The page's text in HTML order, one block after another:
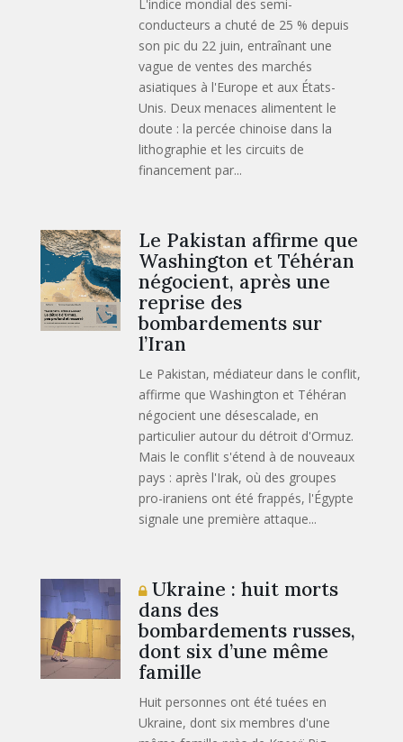
L'indice mondial des semi-
conducteurs a chuté de 25 % depuis
son pic du 22 juin, entraînant une
vague de ventes des marchés
asiatiques à l'Europe et aux États-
Unis. Deux menaces alimentent le
doute : la percée chinoise dans la
lithographie et les circuits de
financement par...
Le Pakistan affirme que
Washington et Téhéran
négocient, après une
reprise des
bombardements sur
l’Iran
Le Pakistan, médiateur dans le conflit,
affirme que Washington et Téhéran
négocient une désescalade, en
particulier autour du détroit d'Ormuz.
Mais le conflit s'étend à de nouveaux
pays : après l'Irak, où des groupes
pro-iraniens ont été frappés, l'Égypte
signale une première attaque...
Ukraine : huit morts
dans des
bombardements russes,
dont six d’une même
famille
Huit personnes ont été tuées en
Ukraine, dont six membres d'une